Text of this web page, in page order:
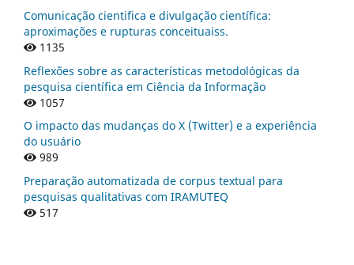
Comunicação cientifica e divulgação científica:
aproximações e rupturas conceituaiss.
1135
Reflexões sobre as características metodológicas da
pesquisa científica em Ciência da Informação
1057
O impacto das mudanças do X (Twitter) e a experiência
do usuário
989
Preparação automatizada de corpus textual para
pesquisas qualitativas com IRAMUTEQ
517